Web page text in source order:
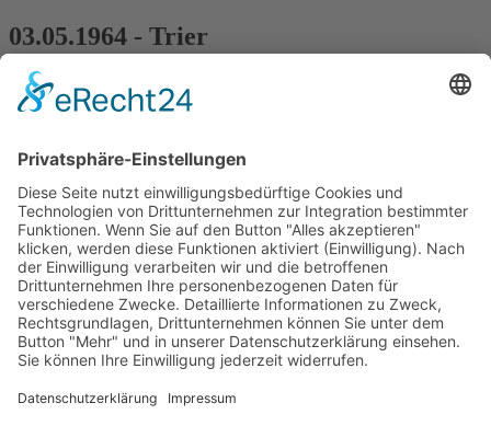
03.05.1964 - Trier
2.Lauf ONS-Pokal für Renn- und Sportwagenfahrer (Formel 3)
Alle Ergebnisse:
Nennungsliste
Ergebnis Zeittraining Original Zeitnahme
Startaufstellung
Original Zeitnahme
Ergebnis Rennen
Original Zeitnahme
Impressum